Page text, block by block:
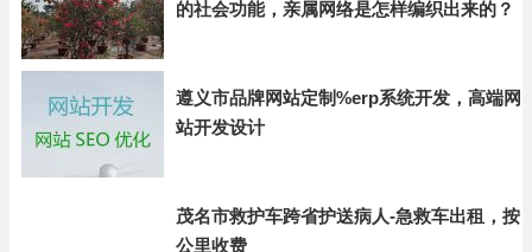
的社会功能，亲属网络是怎样编织出来的？
遵义市品牌网站定制%erp系统开发，高端网
站开发设计
茂名市救护车跨省护送病人-急救车出租，按
公里收费